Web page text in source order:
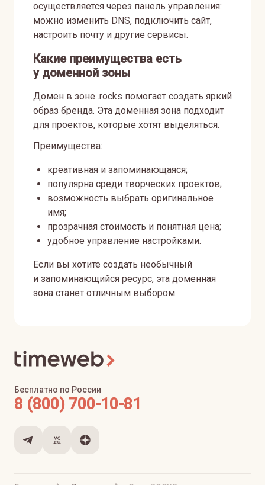
осуществляется через панель управления:
можно изменить DNS, подключить сайт,
настроить почту и другие сервисы.
Какие преимущества есть
у доменной зоны
Домен в зоне .rocks помогает создать яркий
образ бренда. Эта доменная зона подходит
для проектов, которые хотят выделяться.
Преимущества:
креативная и запоминающаяся;
популярна среди творческих проектов;
возможность выбрать оригинальное
имя;
прозрачная стоимость и понятная цена;
удобное управление настройками.
Если вы хотите создать необычный
и запоминающийся ресурс, эта доменная
зона станет отличным выбором.
Бесплатно по России
8 (800) 700-10-81